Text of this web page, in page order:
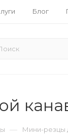
Блог
— Мини-резцы